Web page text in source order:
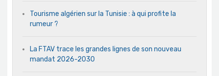
Tourisme algérien sur la Tunisie : à qui profite la
rumeur ?
La FTAV trace les grandes lignes de son nouveau
mandat 2026-2030